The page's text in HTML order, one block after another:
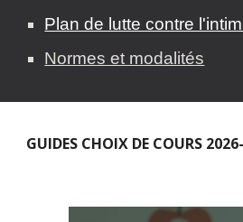
Plan de lutte contre
Normes et modalités
GUIDES CHOIX DE COURS